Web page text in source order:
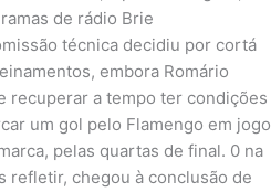
de rádio Brie
técnica decidiu por cortá
embora Romário
recuperar a tempo ter condições
um gol pelo Flamengo em jogo
pelas quartas de final. 0 na
refletir, chegou à conclusão de